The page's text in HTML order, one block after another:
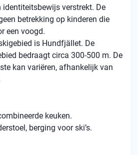
verstrekt. De
betrekking op kinderen die
een voogd.
is Hundfjället. De
bedraagt ​​circa 300-500 m. De
kan variëren, afhankelijk van
keuken.
berging voor ski’s.